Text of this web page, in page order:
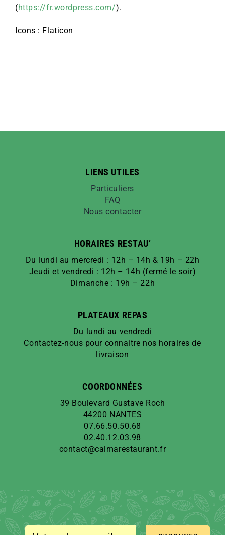
(https://fr.wordpress.com/).
Icons : Flaticon
LIENS UTILES
Particuliers
FAQ
Nous contacter
HORAIRES RESTAU’
Du lundi au mercredi : 12h – 14h & 19h – 22h
Jeudi et vendredi : 12h – 14h (fermé le soir)
Dimanche : 19h – 22h
PLATEAUX REPAS
Du lundi au vendredi
Contactez-nous pour connaitre nos horaires de
livraison
COORDONNÉES
39 Boulevard Gustave Roch
44200 NANTES
07.66.50.50.68
02.40.12.03.98
contact@calmarestaurant.fr